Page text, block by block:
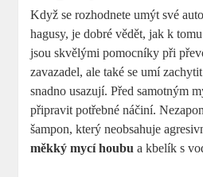
Když se rozhodnete umýt své
hagusy, je dobré vědět, jak k
jsou skvělými pomocníky při
zavazadel, ale také se umí
snadno usazují. Před samotným
připravit potřebné náčiní.
šampon, který neobsahuje
měkký mycí houbu a kbelík s